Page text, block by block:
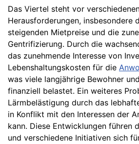
Das Viertel steht vor
Herausforderungen, insbesondere
steigenden Mietpreise und die
Gentrifizierung. Durch die
das zunehmende Interesse von
Lebenshaltungskosten für die
was viele langjährige Bewohner
finanziell belastet. Ein weiteres
Lärmbelästigung durch das
in Konflikt mit den Interessen der
kann. Diese Entwicklungen führen
und verschiedene Initiativen sich